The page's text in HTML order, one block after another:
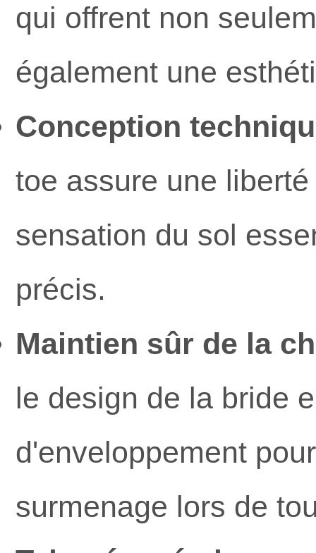
qui offrent non
également une
Conception
toe assure une
sensation du sol
précis.
Maintien sûr de la
le design de la bride
d'enveloppement
surmenage lors de